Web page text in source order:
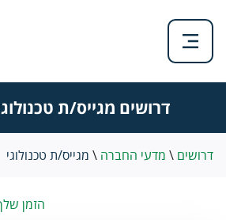
דרושים מגייס/ת
דרושים \ מדעי החברה \ מגייס/ת טכנולוגי
הזמן